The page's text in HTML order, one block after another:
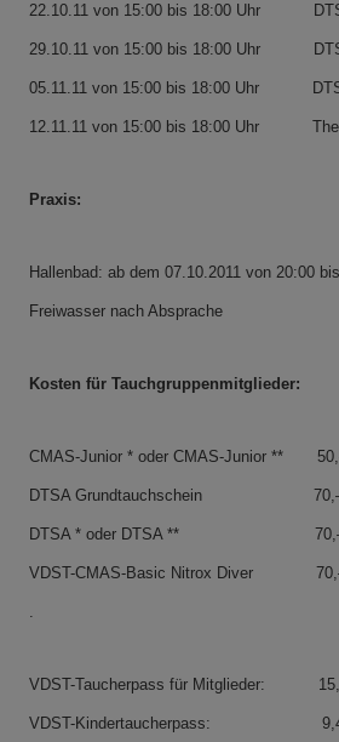
22.10.11 von 15:00 bis 18:00 Uhr
29.10.11 von 15:00 bis 18:00 Uhr
05.11.11 von 15:00 bis 18:00 Uhr
12.11.11 von 15:00 bis 18:00 Uhr
Praxis:
Hallenbad: ab dem 07.10.2011 von 20:00
Freiwasser nach Absprache
Kosten für Tauchgruppenmitglieder:
CMAS-Junior * oder CMAS-Junior **
DTSA Grundtauchschein
DTSA * oder DTSA **
VDST-CMAS-Basic Nitrox Diver
. ohne
VDST-Taucherpass für Mitglieder:
VDST-Kindertaucherpass: